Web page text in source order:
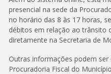
presencial na sede da
no horário das 8 às 17 horas,
débitos em relação ao trânsito
diretamente na Secretaria de
Outras informações podem
Procuradoria Fiscal do